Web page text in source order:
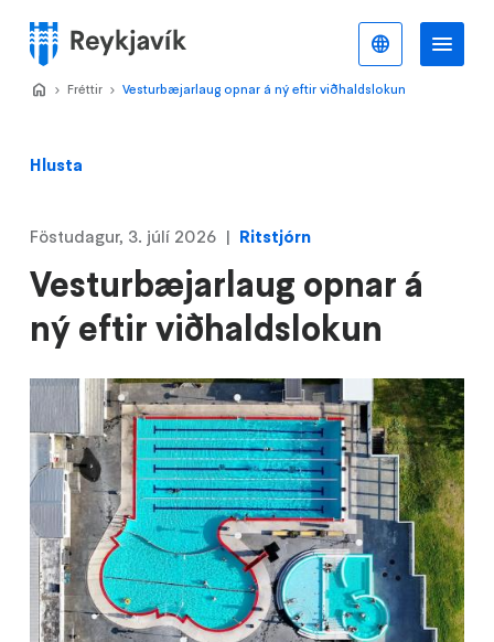
meginefni
Valmynd
Hlusta
Vesturbæjarlaug opnar á
ný eftir viðhaldslokun
Föstudagur, 3. júlí 2026 Ritstjórn
Home
>
Fréttir >
Vesturbæjarlaug opnar á ný eftir viðhaldslokun
Íslenska